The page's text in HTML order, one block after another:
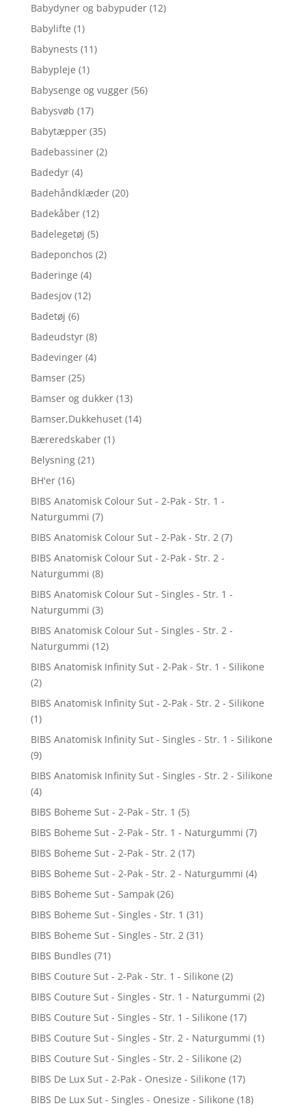
Babydyner og babypuder (12)
Babylifte (1)
Babynests (11)
Babypleje (1)
Babysenge og vugger (56)
Babysvøb (17)
Babytæpper (35)
Badebassiner (2)
Badedyr (4)
Badehåndklæder (20)
Badekåber (12)
Badelegetøj (5)
Badeponchos (2)
Baderinge (4)
Badesjov (12)
Badetøj (6)
Badeudstyr (8)
Badevinger (4)
Bamser (25)
Bamser og dukker (13)
Bamser,Dukkehuset (14)
Bæreredskaber (1)
Belysning (21)
BH'er (16)
BIBS Anatomisk Colour Sut - 2-Pak - Str. 1 -
Naturgummi (7)
BIBS Anatomisk Colour Sut - 2-Pak - Str. 2 (7)
BIBS Anatomisk Colour Sut - 2-Pak - Str. 2 -
Naturgummi (8)
BIBS Anatomisk Colour Sut - Singles - Str. 1 -
Naturgummi (3)
BIBS Anatomisk Colour Sut - Singles - Str. 2 -
Naturgummi (12)
BIBS Anatomisk Infinity Sut - 2-Pak - Str. 1 - Silikone
(2)
BIBS Anatomisk Infinity Sut - 2-Pak - Str. 2 - Silikone
(1)
BIBS Anatomisk Infinity Sut - Singles - Str. 1 - Silikone
(9)
BIBS Anatomisk Infinity Sut - Singles - Str. 2 - Silikone
(4)
BIBS Boheme Sut - 2-Pak - Str. 1 (5)
BIBS Boheme Sut - 2-Pak - Str. 1 - Naturgummi (7)
BIBS Boheme Sut - 2-Pak - Str. 2 (17)
BIBS Boheme Sut - 2-Pak - Str. 2 - Naturgummi (4)
BIBS Boheme Sut - Sampak (26)
BIBS Boheme Sut - Singles - Str. 1 (31)
BIBS Boheme Sut - Singles - Str. 2 (31)
BIBS Bundles (71)
BIBS Couture Sut - 2-Pak - Str. 1 - Silikone (2)
BIBS Couture Sut - Singles - Str. 1 - Naturgummi (2)
BIBS Couture Sut - Singles - Str. 1 - Silikone (17)
BIBS Couture Sut - Singles - Str. 2 - Naturgummi (1)
BIBS Couture Sut - Singles - Str. 2 - Silikone (2)
BIBS De Lux Sut - 2-Pak - Onesize - Silikone (17)
BIBS De Lux Sut - Singles - Onesize - Silikone (18)